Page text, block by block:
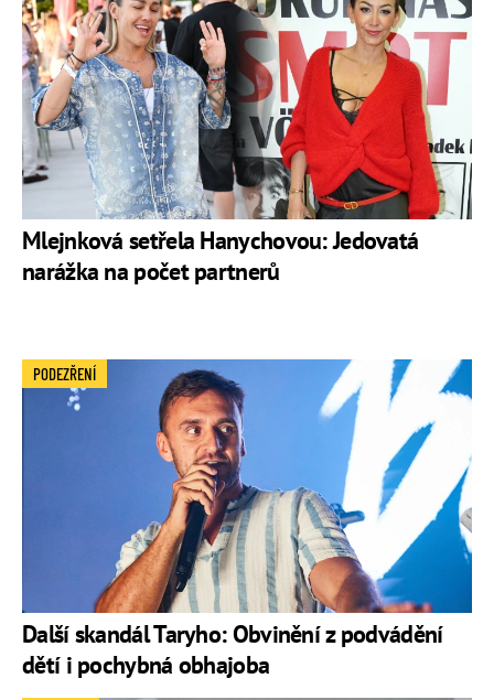
Mlejnková setřela Hanychovou: Jedovatá
narážka na počet partnerů
Další skandál Taryho: Obvinění z podvádění
dětí i pochybná obhajoba
PODEZŘENÍ